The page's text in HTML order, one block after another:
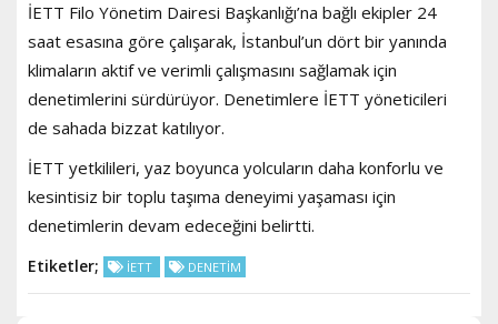
İETT Filo Yönetim Dairesi Başkanlığı’na bağlı ekipler 24
saat esasına göre çalışarak, İstanbul’un dört bir yanında
klimaların aktif ve verimli çalışmasını sağlamak için
denetimlerini sürdürüyor. Denetimlere İETT yöneticileri
de sahada bizzat katılıyor.
İETT yetkilileri, yaz boyunca yolcuların daha konforlu ve
kesintisiz bir toplu taşıma deneyimi yaşaması için
denetimlerin devam edeceğini belirtti.
Etiketler; İETT DENETİM